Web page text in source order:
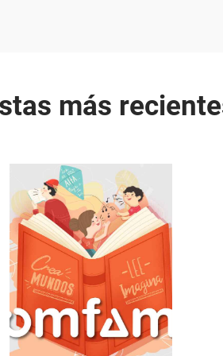
más